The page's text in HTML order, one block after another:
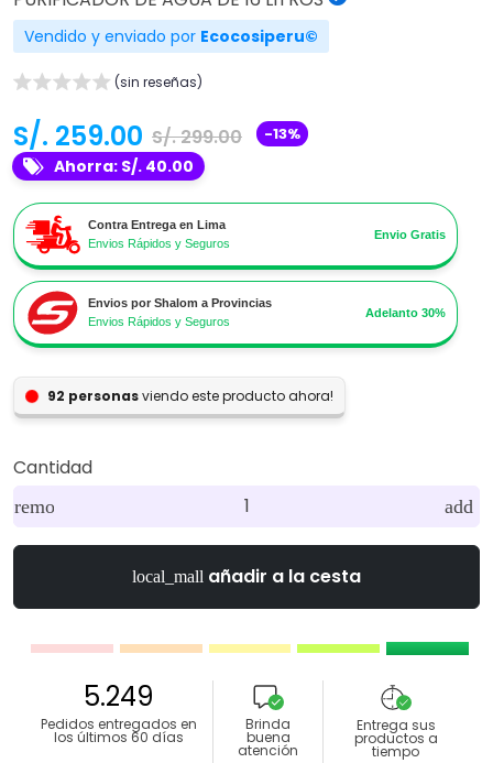
Vendido y enviado por Ecocosiperu©
(sin reseñas)
S/. 259.00 S/. 299.00 -13%
Ahorra: S/. 40.00
Contra Entrega en Lima
Envios Rápidos y Seguros
Envio Gratis
Envios por Shalom a Provincias
Envios Rápidos y Seguros
Adelanto 30%
personasviendo este producto ahora!
Cantidad
remove add
local_mall añadir a la cesta
5.249
Pedidos entregados en
los últimos 60 días
Brinda
buena
atención
Entrega sus
productos a
tiempo